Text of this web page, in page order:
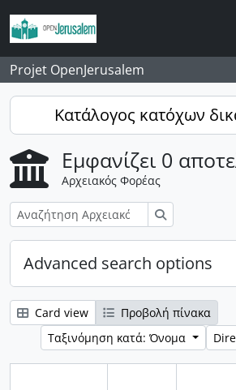
Skip to main content
Projet OpenJerusalem
Κατάλογος κατόχων
Εμφανίζει 0
Αρχειακός Φορέας
Advanced search options
Card view
Προβολή πίνακα
Ταξινόμηση κατά: Όνομα